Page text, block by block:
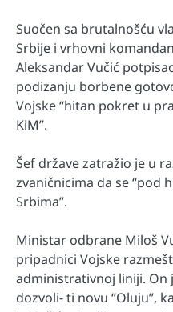
Suočen sa brutalnošću
Srbije i vrhovni
Aleksandar Vučić
podizanju borbene
Vojske “hitan pokret u
KiM”.
Šef države zatražio je u
zvaničnicima da se “pod
Srbima”.
Ministar odbrane Miloš
pripadnici Vojske
administrativnoj liniji. On
dozvoli- ti novu “Oluju”,